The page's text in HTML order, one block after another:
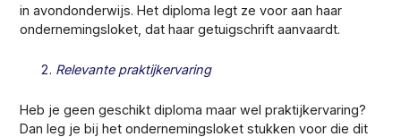
in avondonderwijs. Het diploma legt ze voor aan haar
ondernemingsloket, dat haar getuigschrift aanvaardt.
Relevante praktijkervaring
Heb je geen geschikt diploma maar wel praktijkervaring?
Dan leg je bij het ondernemingsloket stukken voor die dit